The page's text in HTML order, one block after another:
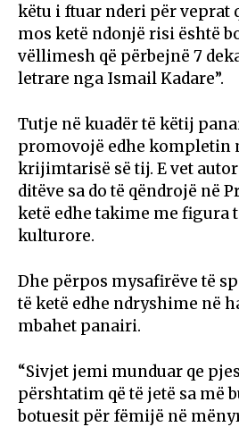
këtu i ftuar nderi për veprat
mos ketë ndonjë risi është
vëllimesh që përbejnë 7
letrare nga Ismail Kadare”.
Tutje në kuadër të këtij
promovojë edhe kompletin
krijimtarisë së tij. E vet
ditëve sa do të qëndrojë në
ketë edhe takime me figura
kulturore.
Dhe përpos mysafirëve të
të ketë edhe ndryshime në
mbahet panairi.
“Sivjet jemi munduar qe
përshtatim që të jetë sa më
botuesit për fëmijë në